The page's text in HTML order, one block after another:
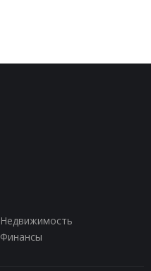
Недвижимость
Финансы